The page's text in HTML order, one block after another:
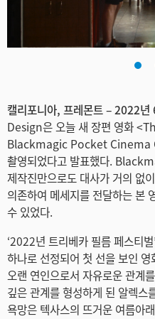
Hong Kong SAR, China
India
Italy
Japan
Mexico
Malaysia
캘리포니아, 프레몬트 – 2022
Design은 오늘 새 장편 영화
Blackmagic Pocket Cinema
촬영되었다고 발표했다.
제작진만으로도 대사가 거의 없
의존하여 메세지를 전달하는 본
수 있었다.
‘2022년 트리베카 필름 페스티
하나로 선정되어 첫 선을 보인
오랜 연인으로서 자유로운 관계
깊은 관계를 형성하게 된 알렉스
욕망은 텍사스의 뜨거운 여름아